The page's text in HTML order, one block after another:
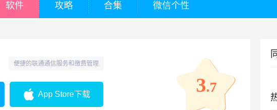
软件 攻略 合集 微信个性
便捷的联通通信服务和缴费管理
App Store下载 3.7